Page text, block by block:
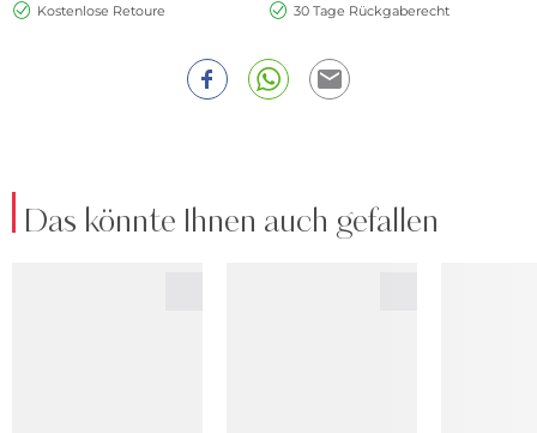
Kostenlose Retoure
30 Tage Rückgaberecht
Das könnte Ihnen auch gefallen